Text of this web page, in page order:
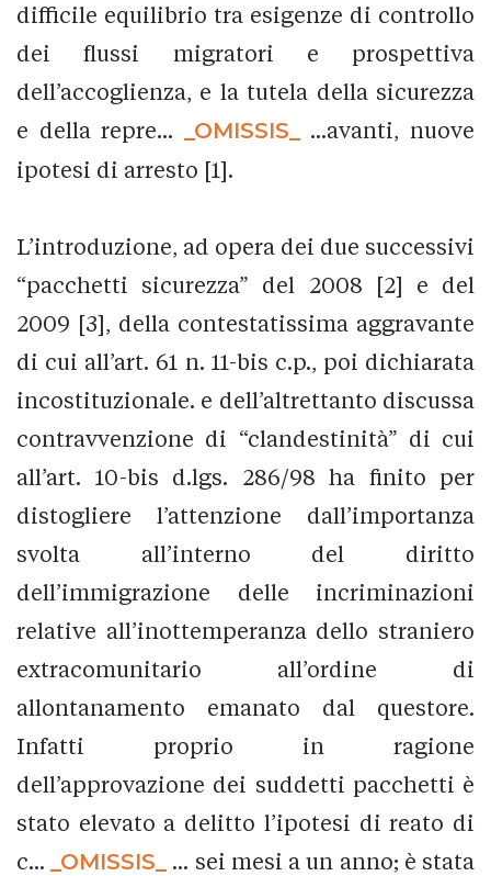
difficile equilibrio tra esigenze di controllo
dei flussi migratori e prospettiva
dell’accoglienza, e la tutela della sicurezza
e della repre...
_OMISSIS_
...avanti, nuove
ipotesi di arresto [1].
L’introduzione, ad opera dei due successivi
“pacchetti sicurezza” del 2008 [2] e del
2009 [3], della contestatissima aggravante
di cui all’art. 61 n. 11-bis c.p., poi dichiarata
incostituzionale. e dell’altrettanto discussa
contravvenzione di “clandestinità” di cui
all’art. 10-bis d.lgs. 286/98 ha finito per
distogliere l’attenzione dall’importanza
svolta all’interno del diritto
dell’immigrazione delle incriminazioni
relative all’inottemperanza dello straniero
extracomunitario all’ordine di
allontanamento emanato dal questore.
Infatti proprio in ragione
dell’approvazione dei suddetti pacchetti è
stato elevato a delitto l’ipotesi di reato di
c...
_OMISSIS_
... sei mesi a un anno; è stata